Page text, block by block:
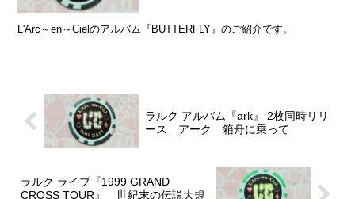
L'Arc～en～Cielのアルバム『BUTTERFLY』のご紹介です。
ラルク アルバム『ark』 2枚同時リリ
ース アーク 箱舟に乗って
ラルク ライブ『1999 GRAND
CROSS TOUR』 世紀末の伝説大規